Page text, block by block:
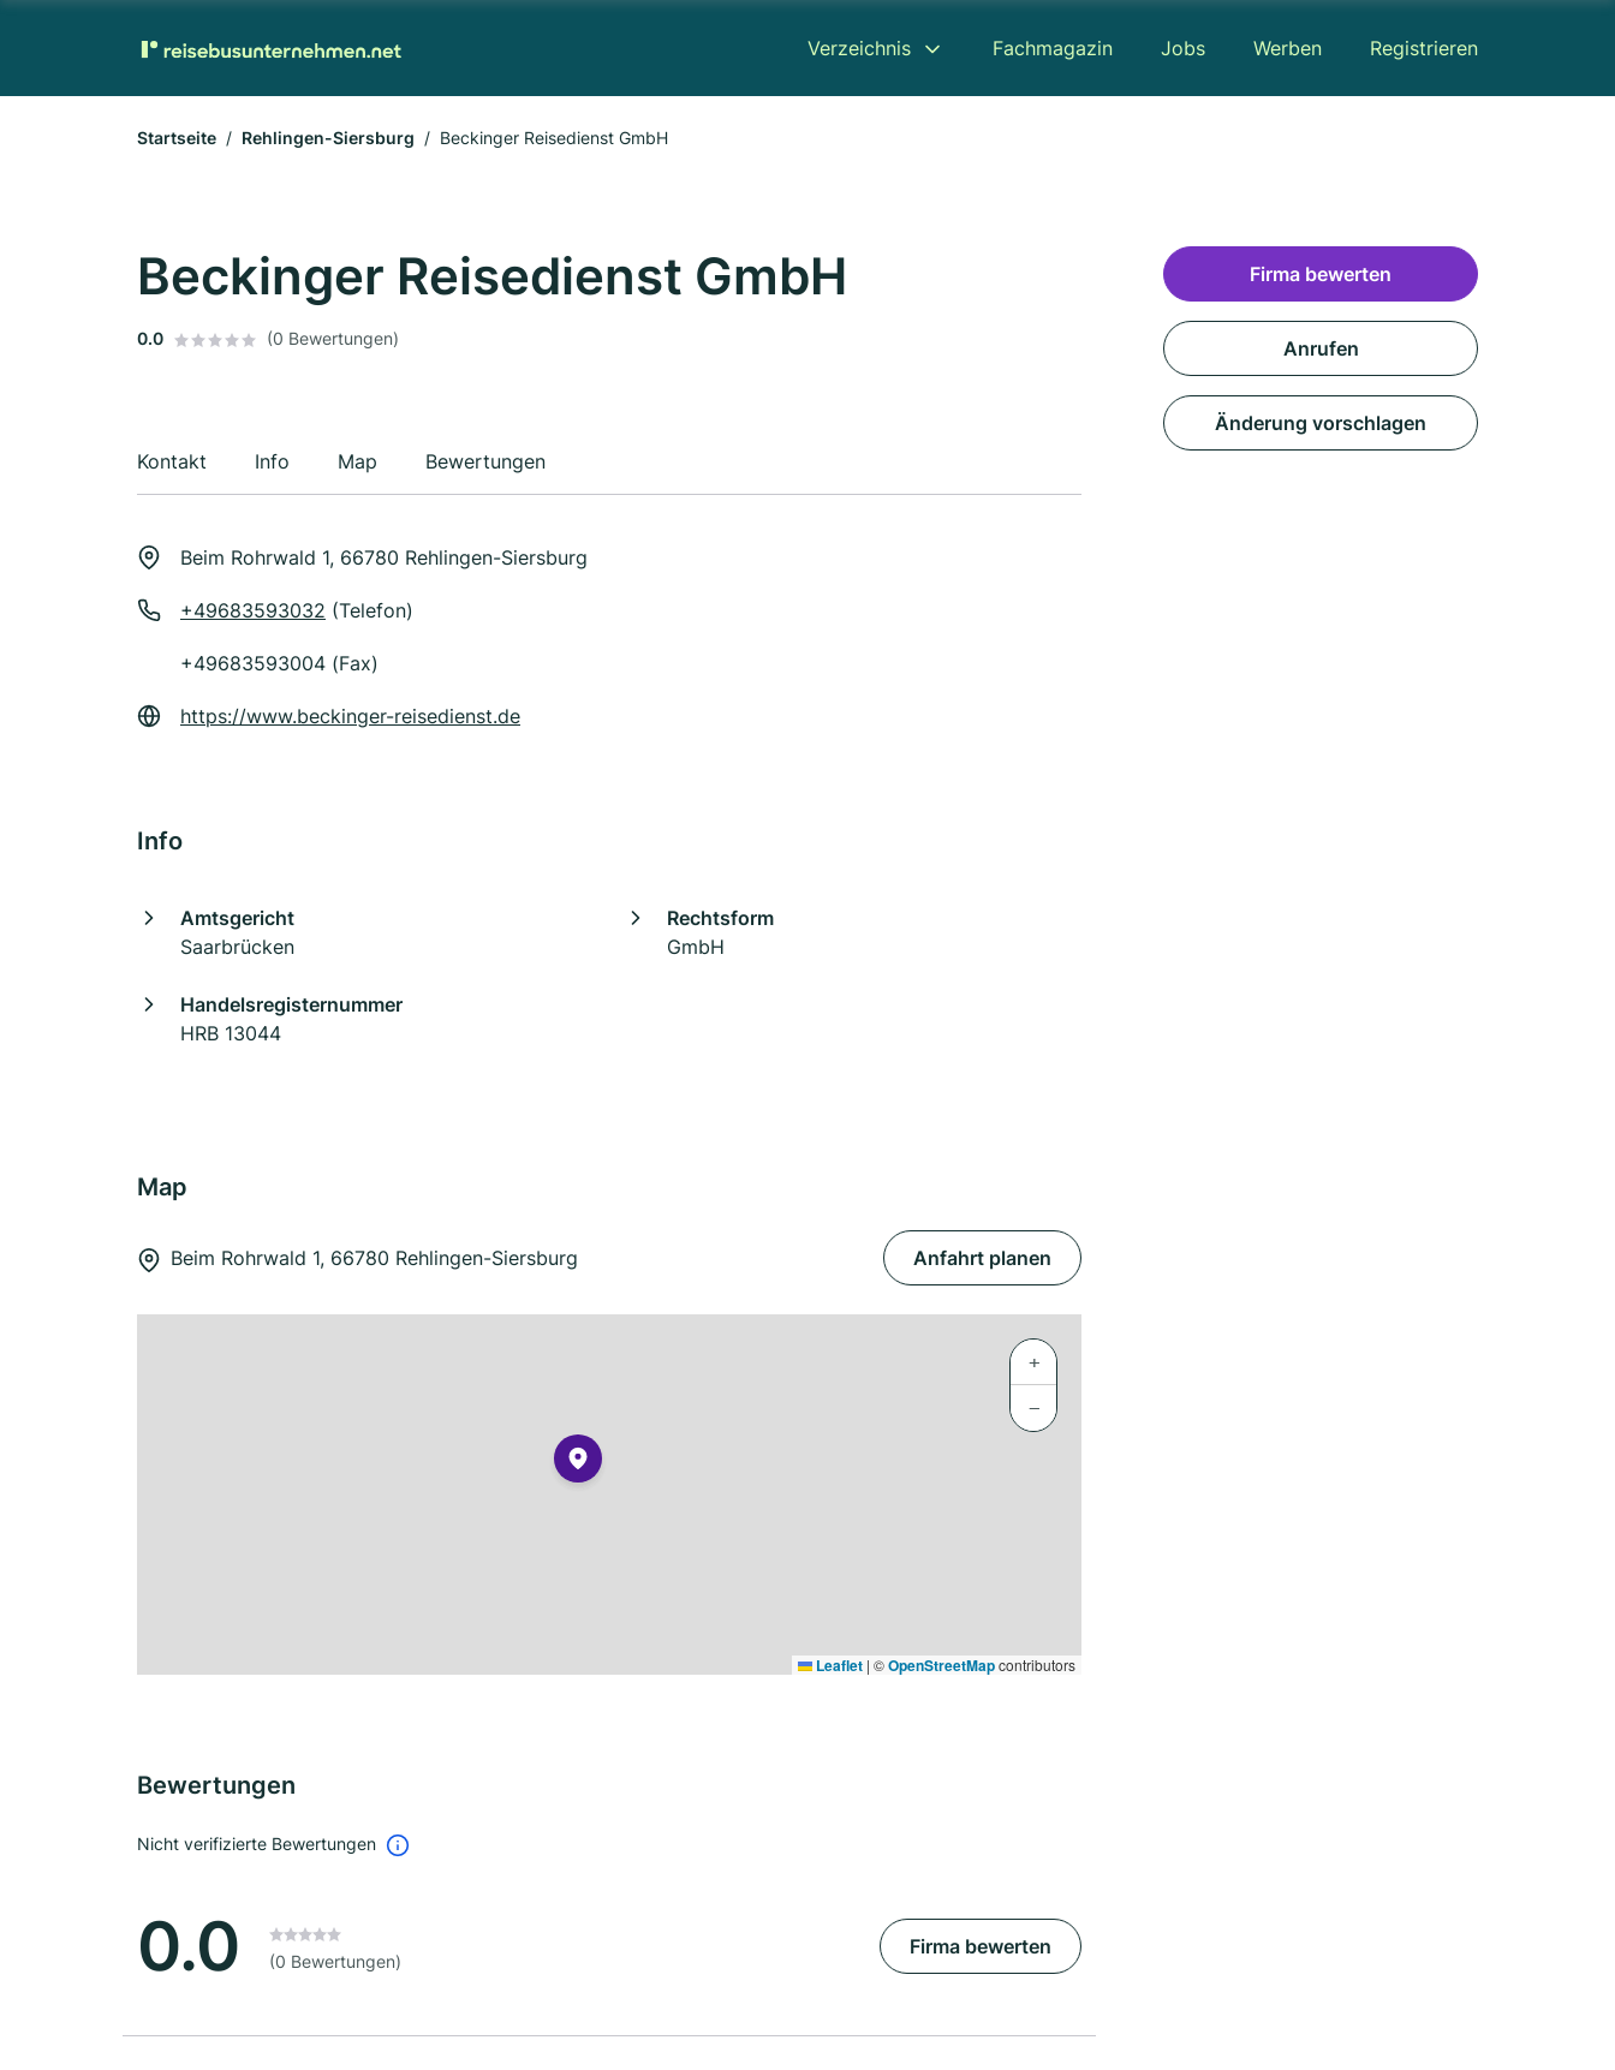
Verzeichnis Fachmagazin Jobs Werben Registrieren
Startseite Rehlingen-Siersburg Beckinger Reisedienst GmbH
Beckinger Reisedienst GmbH
0.0 (0 Bewertungen)
Kontakt Info Map Bewertungen
Beim Rohrwald 1, 66780 Rehlingen-Siersburg
+49683593032 (Telefon)
+49683593004 (Fax)
https://www.beckinger-reisedienst.de
Info
Amtsgericht
Saarbrücken
Rechtsform
GmbH
Handelsregisternummer
HRB 13044
Map
Beim Rohrwald 1, 66780 Rehlingen-Siersburg Anfahrt planen
+
−
Leaflet | ©OpenStreetMapcontributors
Bewertungen
Nicht verifizierte Bewertungen
0.0 (0 Bewertungen)
Firma bewerten
Firma bewerten
Anrufen
Änderung vorschlagen